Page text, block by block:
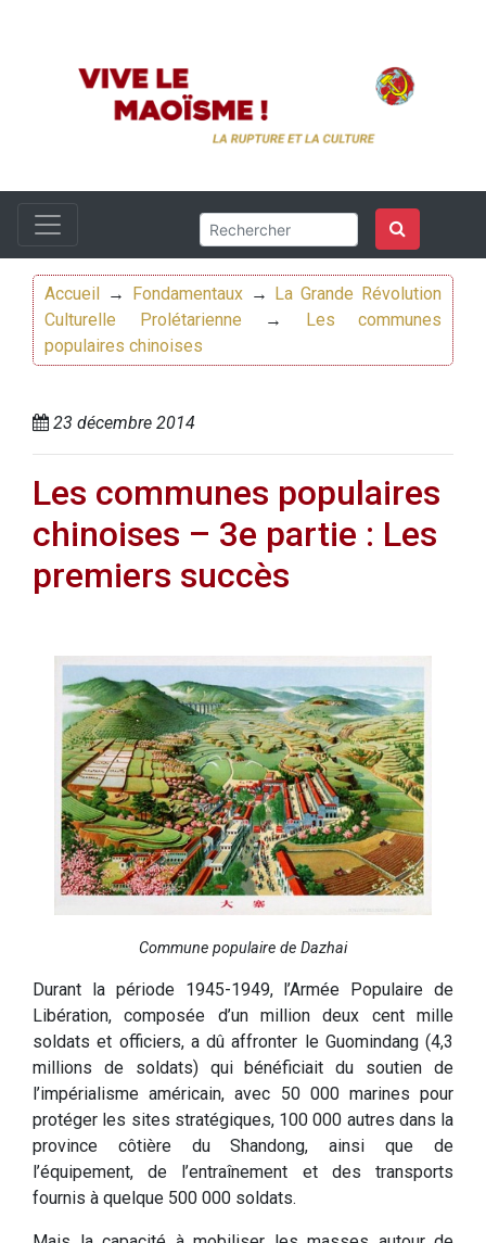
Accueil → Fondamentaux→
La Grande Révolution
Culturelle Prolétarienne →
Les communes
populaires chinoises
23 décembre 2014
Les communes populaires
chinoises – 3e partie : Les
premiers succès
Commune populaire de Dazhai
Durant la période 1945-1949, l’Armée Populaire de
Libération, composée d’un million deux cent mille
soldats et officiers, a dû affronter le Guomindang (4,3
millions de soldats) qui bénéficiait du soutien de
l’impérialisme américain, avec 50 000 marines pour
protéger les sites stratégiques, 100 000 autres dans la
province côtière du Shandong, ainsi que de
l’équipement, de l’entraînement et des transports
fournis à quelque 500 000 soldats.